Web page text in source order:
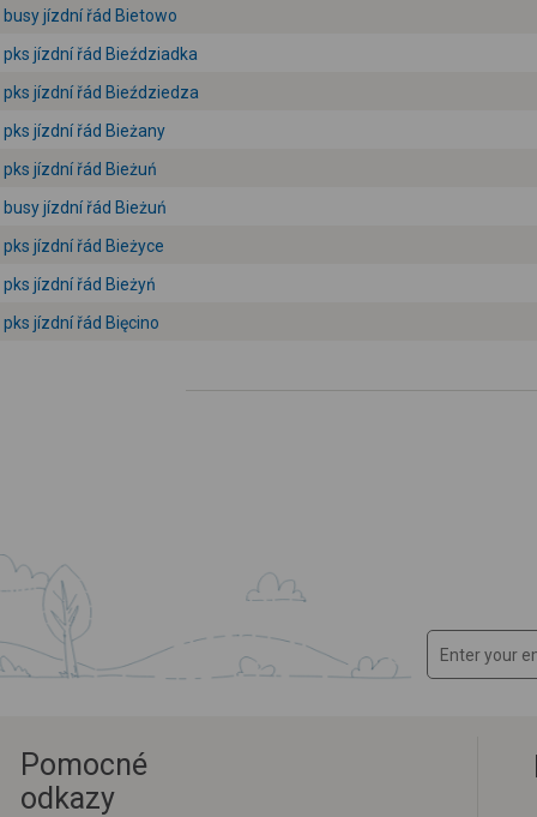
busy jízdní řád Bietowo
pks jízdní řád Bieździadka
pks jízdní řád Bieździedza
pks jízdní řád Bieżany
pks jízdní řád Bieżuń
busy jízdní řád Bieżuń
pks jízdní řád Bieżyce
pks jízdní řád Bieżyń
pks jízdní řád Bięcino
Pomocné
odkazy